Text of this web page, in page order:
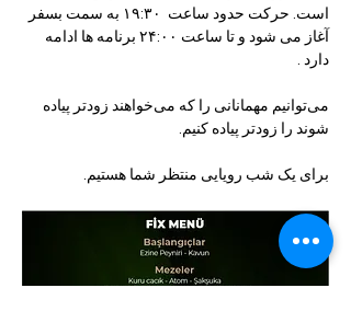
است. حرکت حدود ساعت  ۱۹:۳۰ به سمت بسفر
آغاز می شود و تا ساعت ۲۴:۰۰ برنامه ها ادامه
دارد .
می‌توانیم مهمانانی را که می‌خواهند زودتر پیاده
شوند را زودتر پیاده کنیم.
برای یک شب رویایی منتظر شما هستیم.